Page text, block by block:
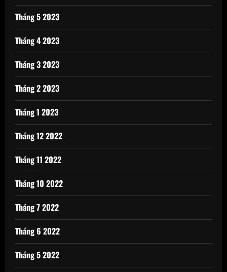
Tháng 5 2023
Tháng 4 2023
Tháng 3 2023
Tháng 2 2023
Tháng 1 2023
Tháng 12 2022
Tháng 11 2022
Tháng 10 2022
Tháng 7 2022
Tháng 6 2022
Tháng 5 2022